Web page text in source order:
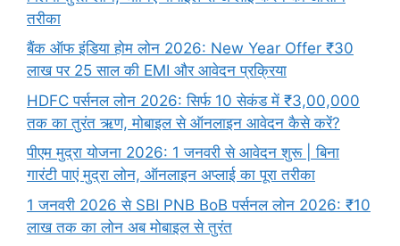
तरीका
बैंक ऑफ इंडिया होम लोन 2026: New Year Offer ₹30
लाख पर 25 साल की EMI और आवेदन प्रक्रिया
HDFC पर्सनल लोन 2026: सिर्फ 10 सेकंड में ₹3,00,000
तक का तुरंत ऋण, मोबाइल से ऑनलाइन आवेदन कैसे करें?
पीएम मुद्रा योजना 2026: 1 जनवरी से आवेदन शुरू | बिना
गारंटी पाएं मुद्रा लोन, ऑनलाइन अप्लाई का पूरा तरीका
1 जनवरी 2026 से SBI PNB BoB पर्सनल लोन 2026: ₹10
लाख तक का लोन अब मोबाइल से तुरंत